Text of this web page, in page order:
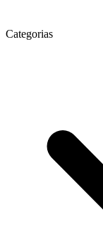
Categorias